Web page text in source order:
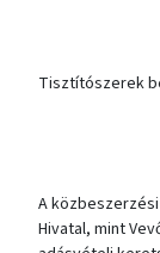
Tisztítószerek
A
Hivatal, mint